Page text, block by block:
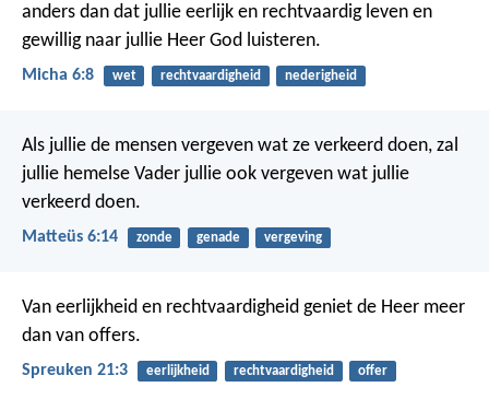
anders dan dat jullie eerlijk en rechtvaardig leven en
gewillig naar jullie Heer God luisteren.
Micha 6:8 wet rechtvaardigheid nederigheid
Als jullie de mensen vergeven wat ze verkeerd doen, zal
jullie hemelse Vader jullie ook vergeven wat jullie
verkeerd doen.
Matteüs 6:14 zonde genade vergeving
Van eerlijkheid en rechtvaardigheid geniet de Heer meer
dan van offers.
Spreuken 21:3 eerlijkheid rechtvaardigheid offer